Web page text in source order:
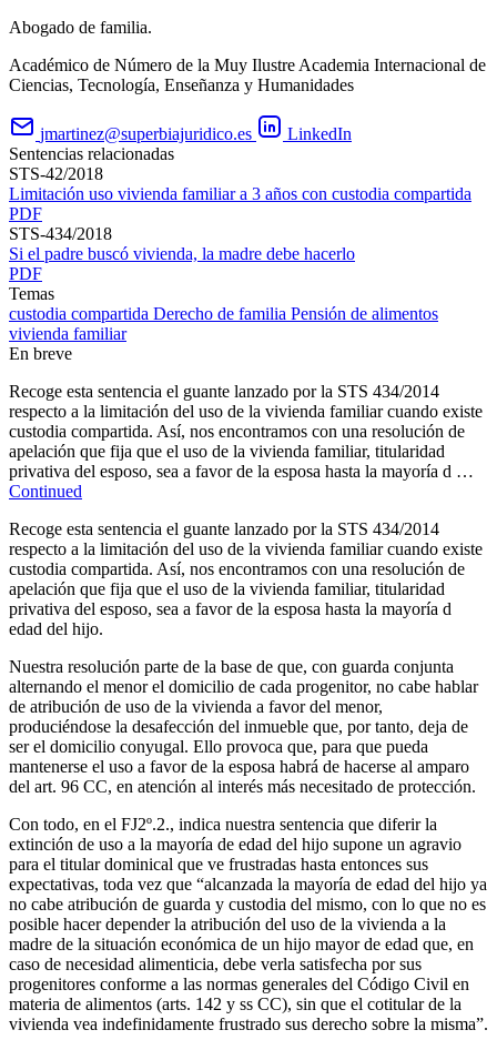
Abogado de familia.
Académico de Número de la Muy Ilustre Academia Internacional de
Ciencias, Tecnología, Enseñanza y Humanidades
jmartinez@superbiajuridico.es
LinkedIn
Sentencias relacionadas
STS-42/2018
Limitación uso vivienda familiar a 3 años con custodia compartida
PDF
STS-434/2018
Si el padre buscó vivienda, la madre debe hacerlo
PDF
Temas
custodia compartida Derecho de familia Pensión de alimentos
vivienda familiar
En breve
Recoge esta sentencia el guante lanzado por la STS 434/2014
respecto a la limitación del uso de la vivienda familiar cuando existe
custodia compartida. Así, nos encontramos con una resolución de
apelación que fija que el uso de la vivienda familiar, titularidad
privativa del esposo, sea a favor de la esposa hasta la mayoría d …
Continued
Recoge esta sentencia el guante lanzado por la STS 434/2014
respecto a la limitación del uso de la vivienda familiar cuando existe
custodia compartida. Así, nos encontramos con una resolución de
apelación que fija que el uso de la vivienda familiar, titularidad
privativa del esposo, sea a favor de la esposa hasta la mayoría d
edad del hijo.
Nuestra resolución parte de la base de que, con guarda conjunta
alternando el menor el domicilio de cada progenitor, no cabe hablar
de atribución de uso de la vivienda a favor del menor,
produciéndose la desafección del inmueble que, por tanto, deja de
ser el domicilio conyugal. Ello provoca que, para que pueda
mantenerse el uso a favor de la esposa habrá de hacerse al amparo
del art. 96 CC, en atención al interés más necesitado de protección.
Con todo, en el FJ2º.2., indica nuestra sentencia que diferir la
extinción de uso a la mayoría de edad del hijo supone un agravio
para el titular dominical que ve frustradas hasta entonces sus
expectativas, toda vez que “alcanzada la mayoría de edad del hijo ya
no cabe atribución de guarda y custodia del mismo, con lo que no es
posible hacer depender la atribución del uso de la vivienda a la
madre de la situación económica de un hijo mayor de edad que, en
caso de necesidad alimenticia, debe verla satisfecha por sus
progenitores conforme a las normas generales del Código Civil en
materia de alimentos (arts. 142 y ss CC), sin que el cotitular de la
vivienda vea indefinidamente frustrado sus derecho sobre la misma”.